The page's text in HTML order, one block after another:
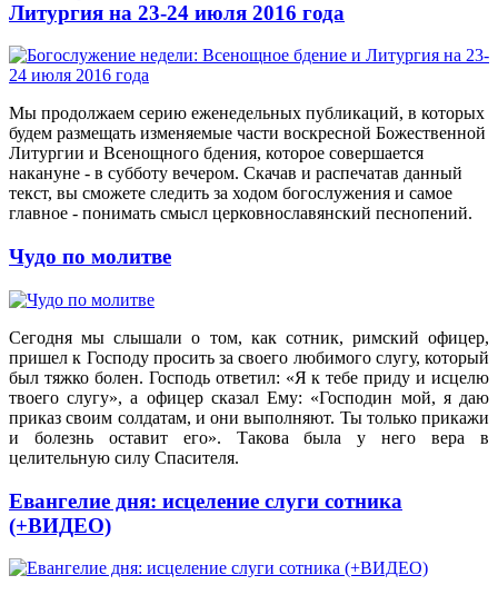
Литургия на 23-24 июля 2016 года
Мы продолжаем серию еженедельных публикаций, в которых
будем размещать изменяемые части воскресной Божественной
Литургии и Всенощного бдения, которое совершается
накануне - в субботу вечером. Скачав и распечатав данный
текст, вы сможете следить за ходом богослужения и самое
главное - понимать смысл церковнославянский песнопений.
Чудо по молитве
Сегодня мы слышали о том, как сотник, римский офицер,
пришел к Господу просить за своего любимого слугу, который
был тяжко болен. Господь ответил: «Я к тебе приду и исцелю
твоего слугу», а офицер сказал Ему: «Господин мой, я даю
приказ своим солдатам, и они выполняют. Ты только прикажи
и болезнь оставит его». Такова была у него вера в
целительную силу Спасителя.
Евангелие дня: исцеление слуги сотника
(+ВИДЕО)